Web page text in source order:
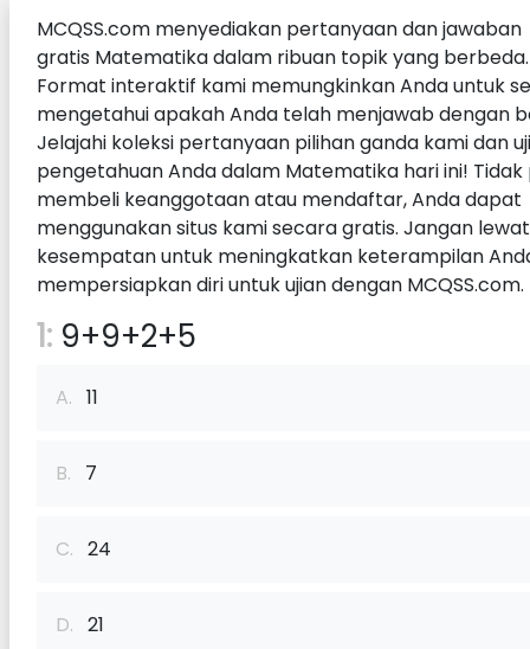
MCQSS.com menyediakan pertanyaan dan jawaban
gratis Matematika dalam ribuan topik yang berbeda.
Format interaktif kami memungkinkan Anda untuk
mengetahui apakah Anda telah menjawab dengan
Jelajahi koleksi pertanyaan pilihan ganda kami dan uji
pengetahuan Anda dalam Matematika hari ini! Tidak
membeli keanggotaan atau mendaftar, Anda dapat
menggunakan situs kami secara gratis. Jangan
kesempatan untuk meningkatkan keterampilan
mempersiapkan diri untuk ujian dengan MCQSS.com.
1: 9+9+2+5
A. 11
B. 7
C. 24
D. 21